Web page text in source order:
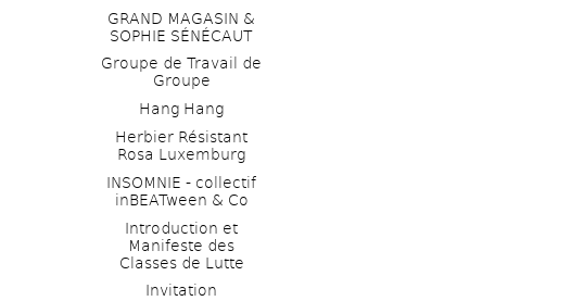
GRAND MAGASIN &
SOPHIE SÉNÉCAUT
Groupe de Travail de
Groupe
Hang Hang
Herbier Résistant
Rosa Luxemburg
INSOMNIE - collectif
inBEATween & Co
Introduction et
Manifeste des
Classes de Lutte
Invitation